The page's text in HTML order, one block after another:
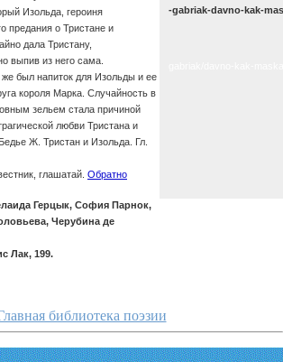
Изольда, героиня
предания о Тристане и
дала Тристану,
выпив из него сама.
был напиток для Изольды и ее
короля Марка. Случайность в
зельем стала причиной
любви Тристана и
Ж. Тристан и Изольда. Гл.
глашатай. Обратно
Герцык, София Парнок,
Черубина де
Лак, 199.
-gabriak-davno-kak-
библиотека поэзии